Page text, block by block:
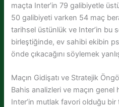
maçta Inter’in 79 galibiyetle
50 galibiyeti varken 54 maç
tarihsel üstünlük ve Inter’in bu
birleştiğinde, ev sahibi ekibin
önde çıkacağını söylemek
Maçın Gidişatı ve Stratejik
Bahis analizleri ve maçın genel
Inter’in mutlak favori olduğu bir